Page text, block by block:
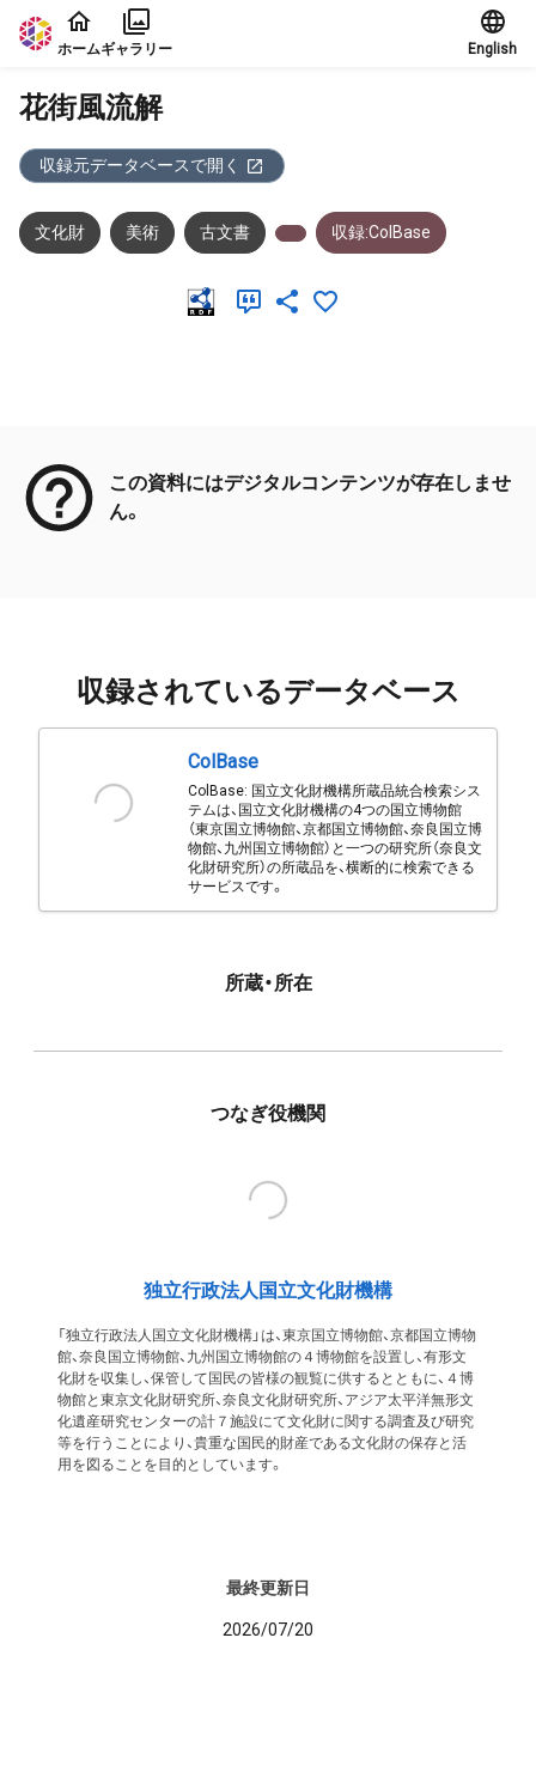
本文に飛ぶ
ホームギャラリー English
花街風流解
収録元データベースで開く
文化財 美術 古文書 収録:ColBase
この資料にはデジタルコンテンツが存在しませ
ん。
収録されているデータベース
ColBase
ColBase: 国立文化財機構所蔵品統合検索シス
テムは、国立文化財機構の4つの国立博物館
（東京国立博物館、京都国立博物館、奈良国立博
物館、九州国立博物館）と一つの研究所（奈良文
化財研究所）の所蔵品を、横断的に検索できる
サービスです。
所蔵・所在
つなぎ役機関
独立行政法人国立文化財機構
「独立行政法人国立文化財機構」は、東京国立博物館、京都国立博物
館、奈良国立博物館、九州国立博物館の４博物館を設置し、有形文
化財を収集し、保管して国民の皆様の観覧に供するとともに、４博
物館と東京文化財研究所、奈良文化財研究所、アジア太平洋無形文
化遺産研究センターの計７施設にて文化財に関する調査及び研究
等を行うことにより、貴重な国民的財産である文化財の保存と活
用を図ることを目的としています。
最終更新日
2026/07/20